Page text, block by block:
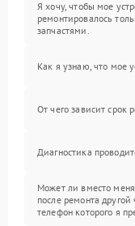
Я хочу, чтобы мое
ремонтировалось
запчастями.
Как я узнаю, что мое
От чего зависит срок
Диагностика
Может ли вместо
после ремонта
телефон которого я